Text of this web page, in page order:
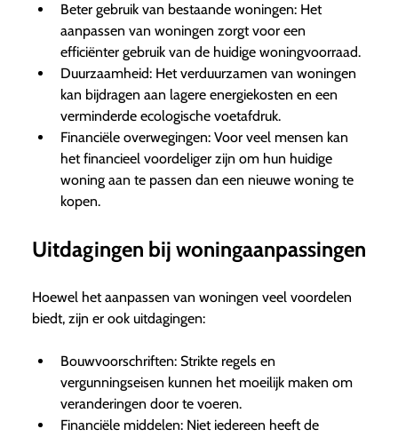
Beter gebruik van bestaande woningen: Het
aanpassen van woningen zorgt voor een
efficiënter gebruik van de huidige woningvoorraad.
Duurzaamheid: Het verduurzamen van woningen
kan bijdragen aan lagere energiekosten en een
verminderde ecologische voetafdruk.
Financiële overwegingen: Voor veel mensen kan
het financieel voordeliger zijn om hun huidige
woning aan te passen dan een nieuwe woning te
kopen.
Uitdagingen bij woningaanpassingen
Hoewel het aanpassen van woningen veel voordelen
biedt, zijn er ook uitdagingen:
Bouwvoorschriften: Strikte regels en
vergunningseisen kunnen het moeilijk maken om
veranderingen door te voeren.
Financiële middelen: Niet iedereen heeft de